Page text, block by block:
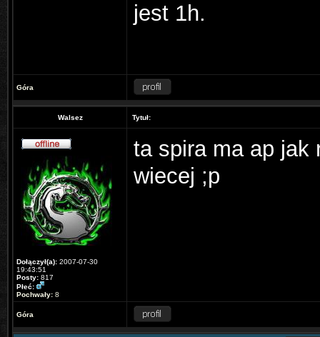
jest 1h.
Góra
Walsez Tytuł:
Dołączył(a): 2007-07-30
19:43:51
Posty: 817
Płeć:
Pochwały: 8
ta spira ma ap jak
wiecej ;p
Góra